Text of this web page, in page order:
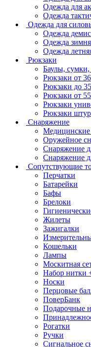
Одежда для
Одежда
Одежда для
Одежда
Одежда
Одежда
Рюкзаки
Баулы,
Рюкзаки от
Рюкзаки до
Рюкзаки от
Рюкзаки
Рюкзаки
Снаряжение
Медицинские
Оружейное
Снаряжение
Снаряжение
Сопутствующие
Перчатки
Батарейки
Бафы
Брелоки
Жилеты
Зажигалки
Кошельки
Лампы
Москитная
Набор нитки
Носки
Перцовые
ПоверБанк
Подарочные
Рогатки
Ручки
Сигнальное